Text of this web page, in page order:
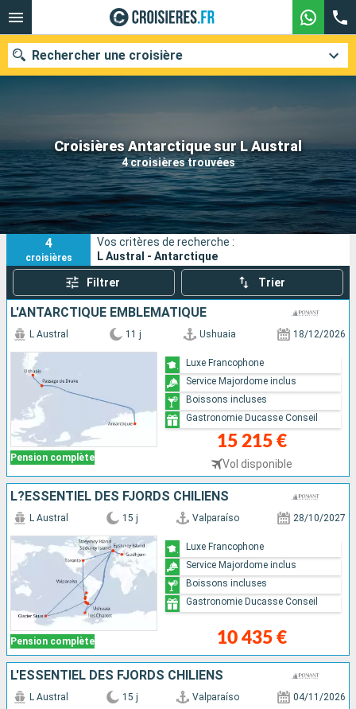
Croisières Antarctique sur L Austral
4 croisières trouvées
Rechercher une croisière
Nos destinations
Mois de départ
Ports Compagnies
Rechercher
4
croisières
Vos critères de recherche :
L Austral - Antarctique
Filtrer Trier
L'ANTARCTIQUE EMBLÉMATIQUE
Pension complète
L Austral 11 j Ushuaia 18/12/2026
15 215 €
Vol disponible
Luxe Francophone
Service Majordome inclus
Boissons incluses
Gastronomie Ducasse Conseil
L?ESSENTIEL DES FJORDS CHILIENS
Pension complète
L Austral 15 j Valparaíso 28/10/2027
10 435 €
Luxe Francophone
Service Majordome inclus
Boissons incluses
Gastronomie Ducasse Conseil
L'ESSENTIEL DES FJORDS CHILIENS
L Austral 15 j Valparaíso 04/11/2026